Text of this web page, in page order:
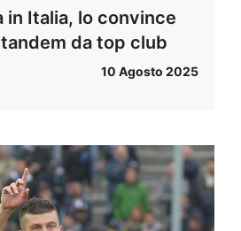
in Italia, lo convince
da top club
10 Agosto 2025